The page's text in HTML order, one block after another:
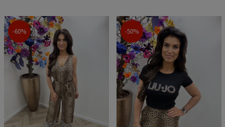
-60% -50%